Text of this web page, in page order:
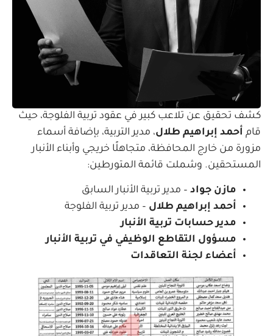
كشف تحقيق عن تلاعب كبير في عقود تربية الفلوجة، حيث
قام أحمد إبراهيم طلال، مدير التربية، بإضافة أسماء
مزورة من خارج المحافظة، متجاهلًا خريجي وأبناء الأنبار
المستحقين. وشملت قائمة المتورطين:
مازن جواد – مدير تربية الأنبار السابق
أحمد إبراهيم طلال – مدير تربية الفلوجة
مدير حسابات تربية الأنبار
مسؤول التقاطع الوظيفي في تربية الأنبار
أعضاء لجنة التعاقدات